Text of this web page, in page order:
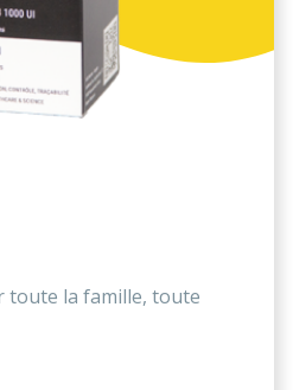
toute la famille, toute